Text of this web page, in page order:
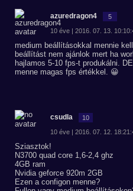
azuredragon4 5
10 éve | 2016. 07. 13.
medium beállításokkal mennie
beállítást nem ajánlok mert ha
hajlamos 5-10 fps-t produkálni.
menne magas fps értékkel. 😀
csudla 10
10 éve | 2016. 07. 12.
Sziasztok!
N3700 quad core 1,6-2,4 ghz
4GB ram
Nvidia geforce 920m 2GB
Ezen a configon menne?